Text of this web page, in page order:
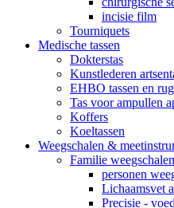
incisie film
Tourniquets
Medische tassen
Dokterstas
Kunstlederen
EHBO tassen en
Tas voor ampullen
Koffers
Koeltassen
Weegschalen &
Familie weegschalen
personen
Lichaamsvet
Precisie -